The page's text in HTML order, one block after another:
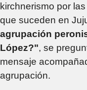
kirchnerismo por
que suceden en
agrupación
López?", se
mensaje
agrupación.